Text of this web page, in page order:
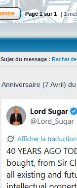
Page1sur1 [ 1
Sujet du message : Rachat
Anniversaire (7 Avril)